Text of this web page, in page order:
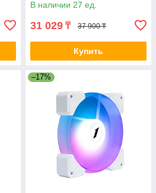
В наличии 27 ед.
31 029 ₸ 37 900 ₸
Купить
–17%